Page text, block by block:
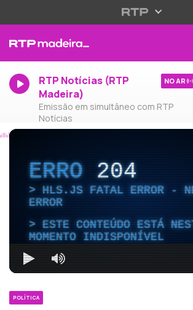
RTP Notícias (RTP
Madeira)
Emissão em simultâneo com RTP
Notícias
NO AR
ERRO204
HLS.JS FATAL ERROR -
ERROR
ESTE CONTEÚDO ESTÁ
MOMENTO INDISPONÍVEL
POLÍTICA